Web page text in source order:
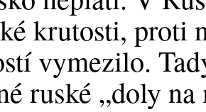
krutosti, proti
vymezilo.
ruské „doly